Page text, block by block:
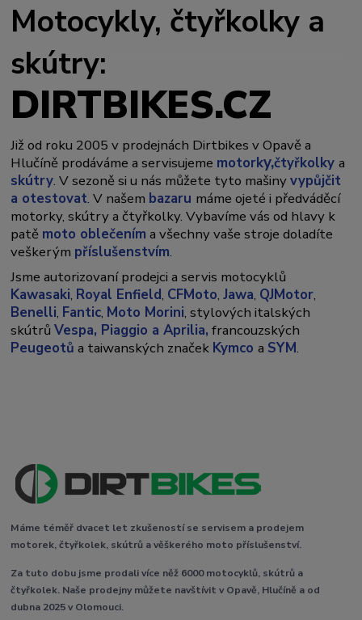
Motocykly, čtyřkolky a
skútry:
DIRTBIKES.CZ
Již od roku 2005 v prodejnách Dirtbikes v Opavě a
Hlučíně prodáváme a servisujeme motorky,čtyřkolkya
skútry. V sezoně si u nás můžete tyto mašinyvypůjčit
a otestovat. V našem bazaru máme ojeté i předváděcí
motorky, skútry a čtyřkolky. Vybavíme vás od hlavy k
patě moto oblečením a všechny vaše stroje doladíte
veškerým příslušenstvím.
Jsme autorizovaní prodejci a servis motocyklů
Kawasaki, Royal Enfield, CFMoto,Jawa, QJMotor,
Benelli, Fantic, Moto Morini, stylových italských
skútrůVespa, Piaggio a Aprilia, francouzských
Peugeotů a taiwanských značek Kymcoa SYM.
Máme téměř dvacet let zkušeností se servisem a prodejem
motorek, čtyřkolek, skútrů a věškerého moto příslušenství.
Za tuto dobu jsme prodali více něž 6000 motocyklů, skútrů a
čtyřkolek. Naše prodejny můžete navštívit v Opavě, Hlučíně a od
dubna 2025 v Olomouci.